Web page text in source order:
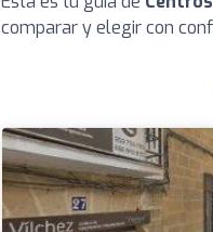
comparar y elegir con